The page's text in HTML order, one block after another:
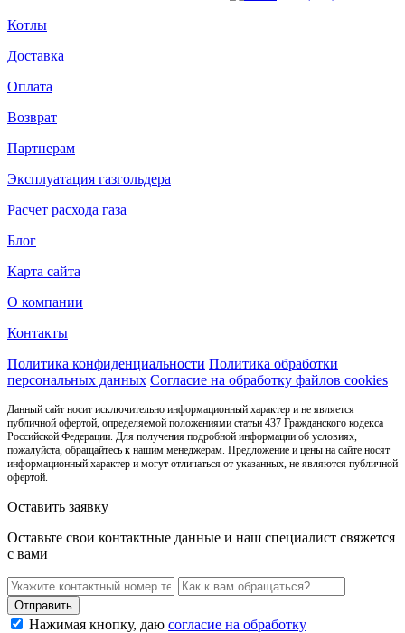
Котлы
Доставка
Оплата
Возврат
Партнерам
Эксплуатация газгольдера
Расчет расхода газа
Блог
Карта сайта
О компании
Контакты
Политика конфиденциальности Политика обработки
персональных данных Согласие на обработку файлов cookies
Данный сайт носит исключительно информационный характер и не является
публичной офертой, определяемой положениями статьи 437 Гражданского кодекса
Российской Федерации. Для получения подробной информации об условиях,
пожалуйста, обращайтесь к нашим менеджерам. Предложение и цены на сайте носят
информационный характер и могут отличаться от указанных, не являются публичной
офертой.
Оставить заявку
Оставьте свои контактные данные и наш специалист свяжется
с вами
Нажимая кнопку, даю согласие на обработку